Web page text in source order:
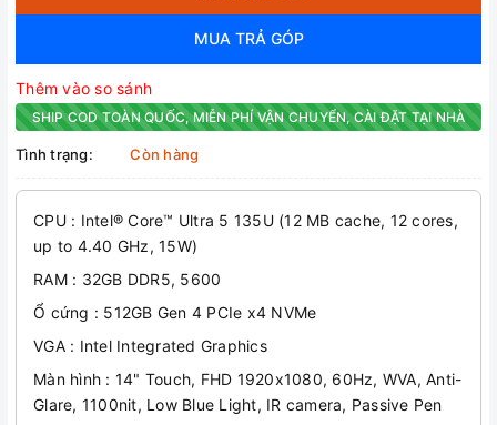
MUA TRẢ GÓP
Thêm vào so sánh
SHIP COD TOÀN QUỐC, MIỄN PHÍ VẬN CHUYỂN, CÀI ĐẶT TẠI NHÀ
Tình trạng: Còn hàng
CPU : Intel® Core™ Ultra 5 135U (12 MB cache, 12 cores,
up to 4.40 GHz, 15W)
RAM : 32GB DDR5, 5600
Ổ cứng : 512GB Gen 4 PCIe x4 NVMe
VGA : Intel Integrated Graphics
Màn hình : 14" Touch, FHD 1920x1080, 60Hz, WVA, Anti-
Glare, 1100nit, Low Blue Light, IR camera, Passive Pen